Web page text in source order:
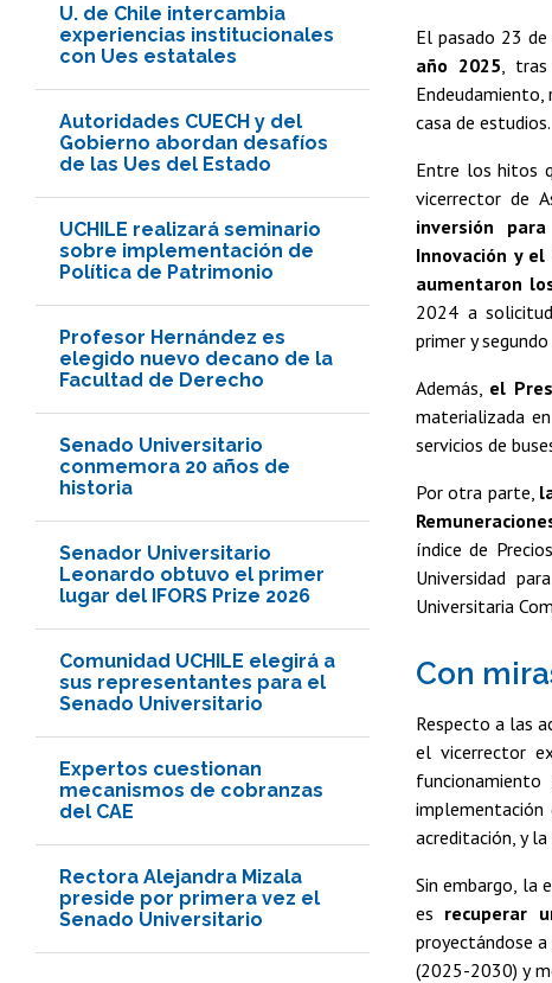
U. de Chile intercambia
experiencias institucionales
con Ues estatales
Autoridades CUECH y del
Gobierno abordan desafíos
de las Ues del Estado
UCHILE realizará seminario
sobre implementación de
Política de Patrimonio
Profesor Hernández es
elegido nuevo decano de la
Facultad de Derecho
Senado Universitario
conmemora 20 años de
historia
Senador Universitario
Leonardo obtuvo el primer
lugar del IFORS Prize 2026
Comunidad UCHILE elegirá a
sus representantes para el
Senado Universitario
Expertos cuestionan
mecanismos de cobranzas
del CAE
Rectora Alejandra Mizala
preside por primera vez el
Senado Universitario
El pasado 23 de
año 2025 ,
casa de estudios.
Entre los hitos
vicerrector de
inversión
Innovación y
aumentaron
2024 a
primer y
Además, el
materializada
servicios de
Por otra parte,
índice de
Universidad
Universitaria
Con
Respecto a las
el vicerrector
implementación
acreditación, y
Sin embargo, la
es recuperar
proyectándose
(2025-2030) y